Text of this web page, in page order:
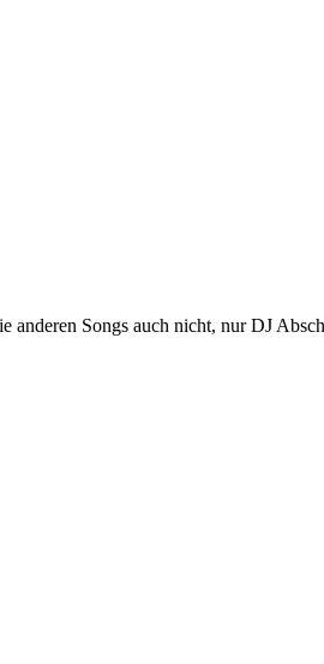
Songs auch nicht, nur DJ